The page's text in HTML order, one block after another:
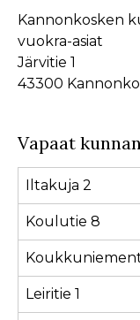
Kannonkosken
vuokra-asiat
Järvitie 1
43300
Vapaat
Iltakuja 2
Koulutie 8
Leiritie 1